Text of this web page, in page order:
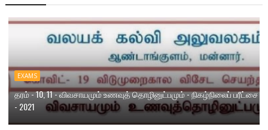
EXAMS
தரம் - 10, 11 - விவசாயமும் உணவுத் தொழினுட்பமும் - நிகழ்நிலைப் பரீட்சை
- 2021